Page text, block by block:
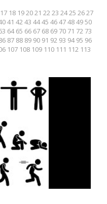
17 18 192021 2223 2425 2627
41 4243 4445 4647484950
64 65 66 67 68 69 70 71 72 73
87 88 89 90 91 92 93 94 95 96
107 108 109 110 111 112 113